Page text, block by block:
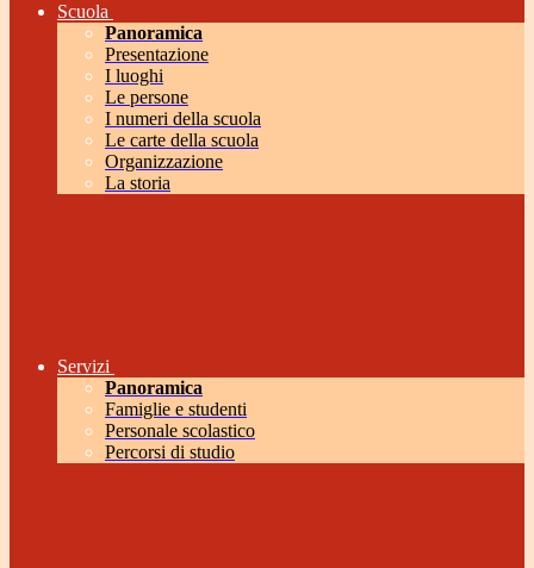
Scuola
Panoramica
Presentazione
I luoghi
Le persone
I numeri della scuola
Le carte della scuola
Organizzazione
La storia
Servizi
Panoramica
Famiglie e studenti
Personale scolastico
Percorsi di studio